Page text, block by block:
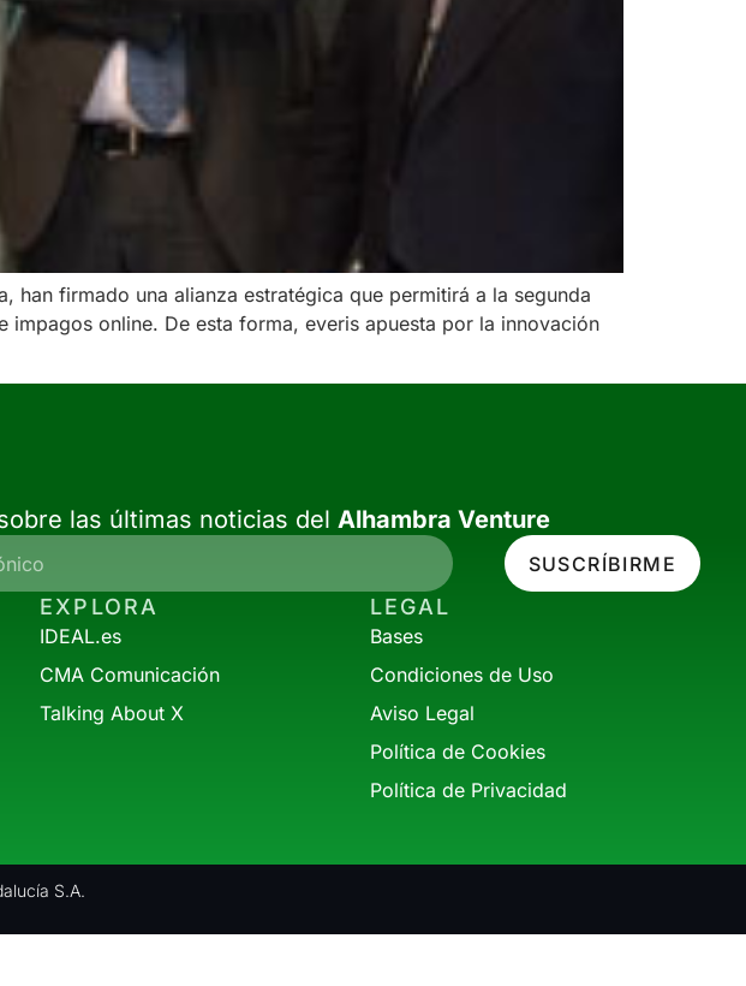
firmado una alianza estratégica que permitirá a la segunda
online. De esta forma, everis apuesta por la innovación
las últimas noticias del Alhambra Venture
SUSCRÍBIRME
EXPLORA
IDEAL.es
CMA Comunicación
Talking About X
LEGAL
Bases
Condiciones de Uso
Aviso Legal
Política de Cookies
Política de Privacidad
S.A.